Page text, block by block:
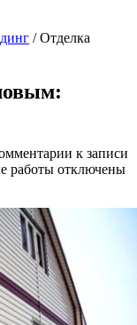
/ Отделка
к записи
работы отключены